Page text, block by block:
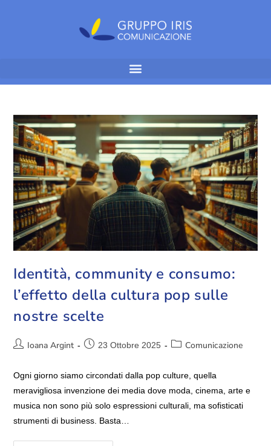
Identità, community e consumo:
l’effetto della cultura pop sulle
nostre scelte
Ioana Argint 23 Ottobre 2025 Comunicazione
Ogni giorno siamo circondati dalla pop culture, quella
meravigliosa invenzione dei media dove moda, cinema, arte e
musica non sono più solo espressioni culturali, ma sofisticati
strumenti di business. Basta…